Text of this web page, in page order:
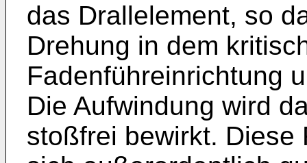
das Drallelement, so
Drehung in dem
Fadenführeinrichtung
Die Aufwindung wird
stoßfrei bewirkt. Diese